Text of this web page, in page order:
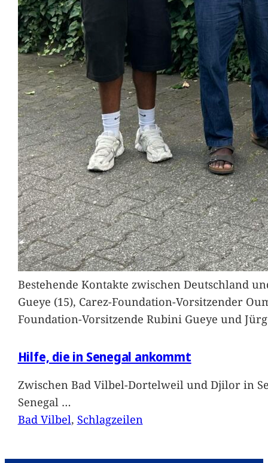
Bestehende Kontakte zwischen Deutschland
Gueye (15), Carez-Foundation-Vorsitzender
Foundation-Vorsitzende Rubini Gueye und
Hilfe, die in Senegal ankommt
Zwischen Bad Vilbel-Dortelweil und Djilor in
Senegal …
Bad Vilbel, Schlagzeilen